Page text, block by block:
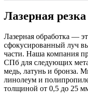
Лазерная
Лазерная обработка —
сфокусированный луч
части. Наша компания
СПб для следующих
медь, латунь и бронза.
линолеум и
толщиной от 0,5 до 25